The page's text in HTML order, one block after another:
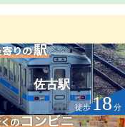
佐古駅
徒歩18 分